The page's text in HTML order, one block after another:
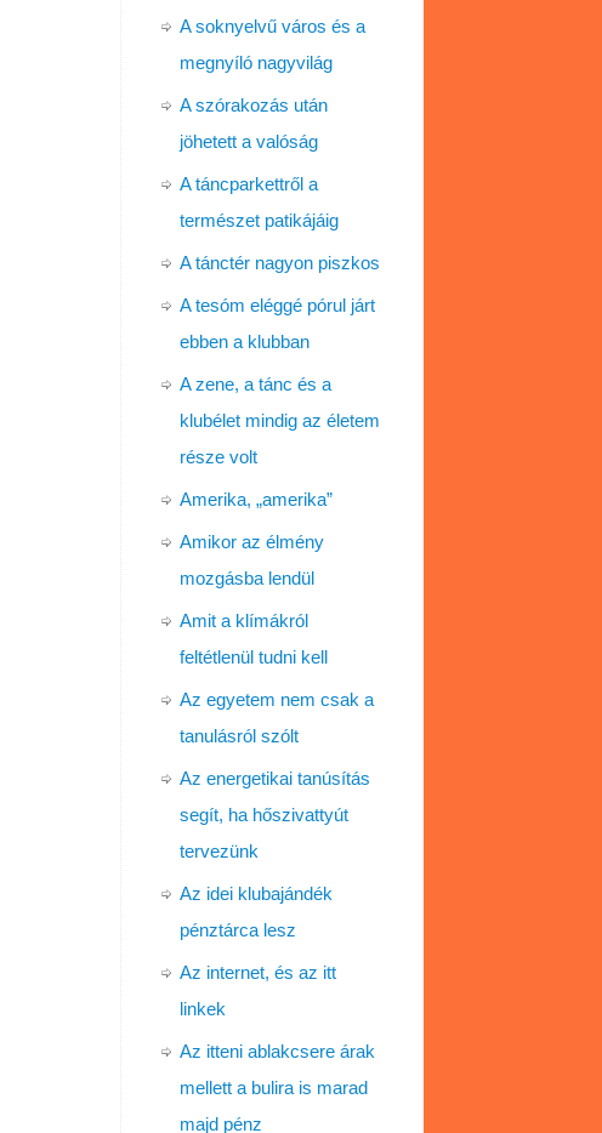
A soknyelvű város és a
megnyíló nagyvilág
A szórakozás után
jöhetett a valóság
A táncparkettről a
természet patikájáig
A tánctér nagyon piszkos
A tesóm eléggé pórul járt
ebben a klubban
A zene, a tánc és a
klubélet mindig az életem
része volt
Amerika, „amerika”
Amikor az élmény
mozgásba lendül
Amit a klímákról
feltétlenül tudni kell
Az egyetem nem csak a
tanulásról szólt
Az energetikai tanúsítás
segít, ha hőszivattyút
tervezünk
Az idei klubajándék
pénztárca lesz
Az internet, és az itt
linkek
Az itteni ablakcsere árak
mellett a bulira is marad
majd pénz